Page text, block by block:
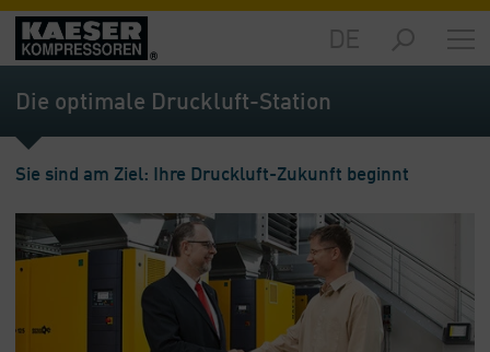
Märkte
-
Übersicht
-
Lösungen
-
Service
Die optimale Druckluft-Station
Sie sind am Ziel: Ihre Druckluft-Zukunft beginnt